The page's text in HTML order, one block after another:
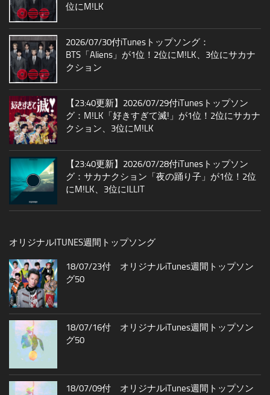
位にM!LK
2026/07/30付iTunesトップソング：
BTS「Aliens」が1位！2位にM!LK、3位にサカナ
クション
【23:40更新】2026/07/29付iTunesトップソン
グ：M!LK「好きすぎて滅!」が1位！2位にサカナ
クション、3位にM!LK
【23:40更新】2026/07/28付iTunesトップソン
グ：サカナクション「夜の踊り子」が1位！2位
にM!LK、3位にILLIT
オリジナルITUNES週間トップソング
18/07/23付 オリジナルiTunes週間トップソン
グ50
18/07/16付 オリジナルiTunes週間トップソン
グ50
18/07/09付 オリジナルiTunes週間トップソン